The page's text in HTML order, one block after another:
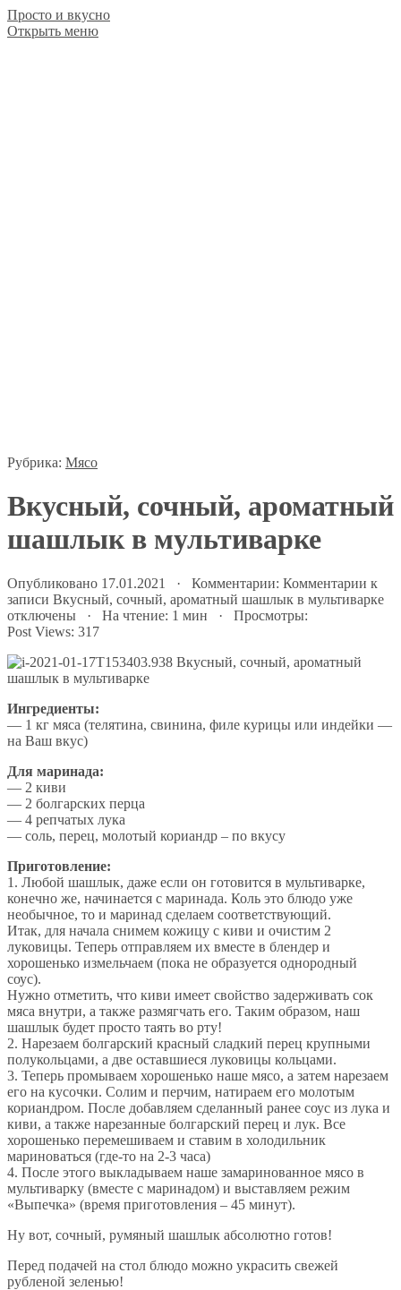
Просто и вкусно
Открыть меню
Рубрика: Мясо
Вкусный, сочный, ароматный
шашлык в мультиварке
Опубликовано 17.01.2021 · Комментарии: Комментарии к
записи Вкусный, сочный, ароматный шашлык в мультиварке
отключены · На чтение: 1 мин · Просмотры:
Post Views: 317
Ингредиенты:
— 1 кг мяса (телятина, свинина, филе курицы или индейки —
на Ваш вкус)
Для маринада:
— 2 киви
— 2 болгарских перца
— 4 репчатых лука
— соль, перец, молотый кориандр – по вкусу
Приготовление:
1. Любой шашлык, даже если он готовится в мультиварке,
конечно же, начинается с маринада. Коль это блюдо уже
необычное, то и маринад сделаем соответствующий.
Итак, для начала снимем кожицу с киви и очистим 2
луковицы. Теперь отправляем их вместе в блендер и
хорошенько измельчаем (пока не образуется однородный
соус).
Нужно отметить, что киви имеет свойство задерживать сок
мяса внутри, а также размягчать его. Таким образом, наш
шашлык будет просто таять во рту!
2. Нарезаем болгарский красный сладкий перец крупными
полукольцами, а две оставшиеся луковицы кольцами.
3. Теперь промываем хорошенько наше мясо, а затем нарезаем
его на кусочки. Солим и перчим, натираем его молотым
кориандром. После добавляем сделанный ранее соус из лука и
киви, а также нарезанные болгарский перец и лук. Все
хорошенько перемешиваем и ставим в холодильник
мариноваться (где-то на 2-3 часа)
4. После этого выкладываем наше замаринованное мясо в
мультиварку (вместе с маринадом) и выставляем режим
«Выпечка» (время приготовления – 45 минут).
Ну вот, сочный, румяный шашлык абсолютно готов!
Перед подачей на стол блюдо можно украсить свежей
рубленой зеленью!